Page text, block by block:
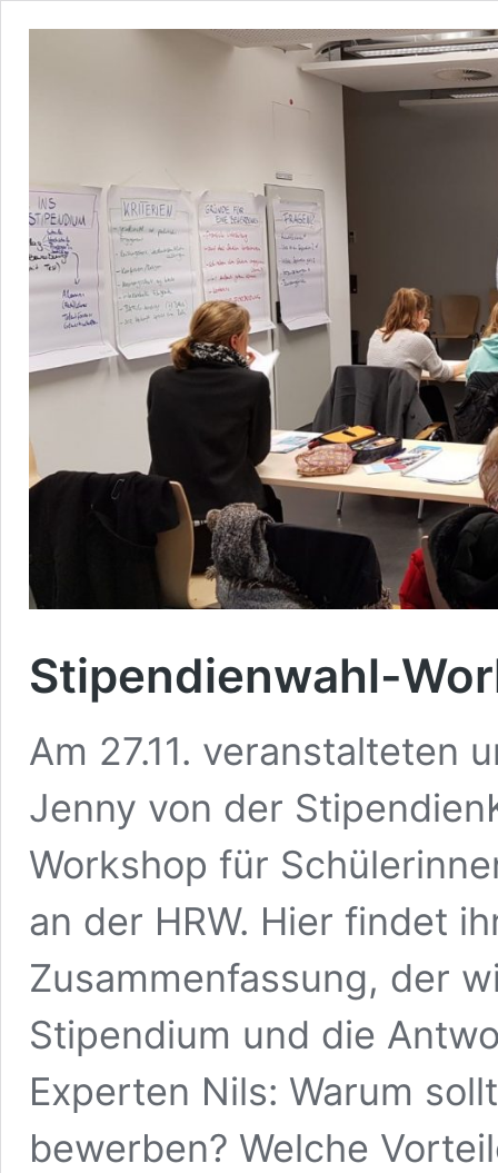
Stipendienwahl-
Am 27.11. veranstalteten
Jenny von der
Workshop für
an der HRW. Hier findet
Zusammenfassung, der
Stipendium und die
Experten Nils: Warum
bewerben? Welche